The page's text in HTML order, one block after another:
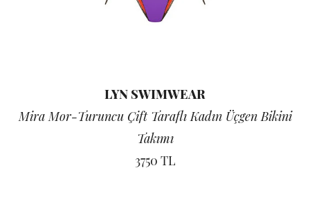
LYN SWIMWEAR
Mira Mor-Turuncu Çift Taraflı Kadın Üçgen Bikini
Takımı
3750 TL